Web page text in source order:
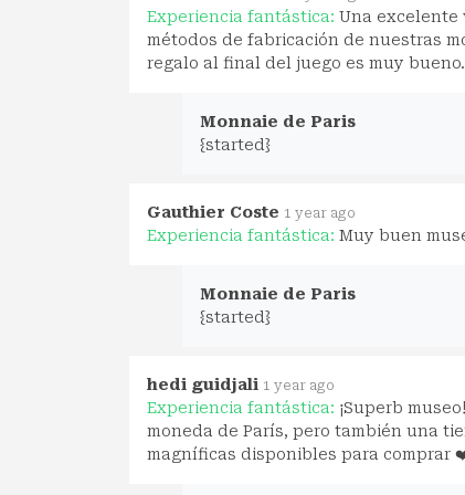
Experiencia fantástica: Una excelente
métodos de fabricación de nuestras
regalo al final del juego es muy
Monnaie de Paris
{started}
Gauthier Coste 1 year ago
Experiencia fantástica: Muy buen
Monnaie de Paris
{started}
hedi guidjali 1 year ago
Experiencia fantástica: ¡Superb
moneda de París, pero también una
magníficas disponibles para comprar